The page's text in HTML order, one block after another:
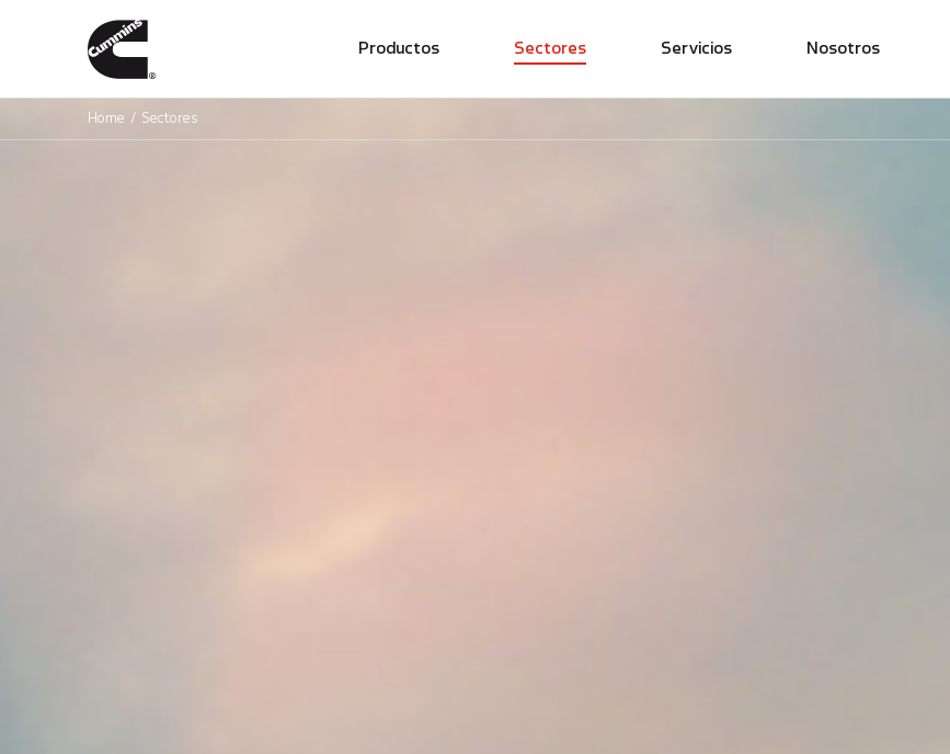
Productos Sectores Servicios Nosotros
Home Sectores